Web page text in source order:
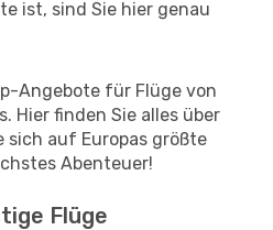
ist, sind Sie hier genau
Angebote für Flüge von
Hier finden Sie alles über
sich auf Europas größte
Abenteuer!
Flüge